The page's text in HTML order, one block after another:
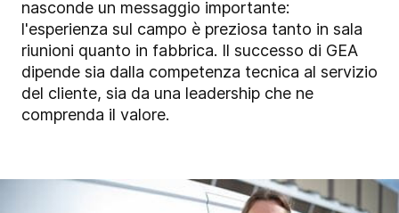
nasconde un messaggio importante:
l'esperienza sul campo è preziosa tanto in sala
riunioni quanto in fabbrica. Il successo di GEA
dipende sia dalla competenza tecnica al servizio
del cliente, sia da una leadership che ne
comprenda il valore.